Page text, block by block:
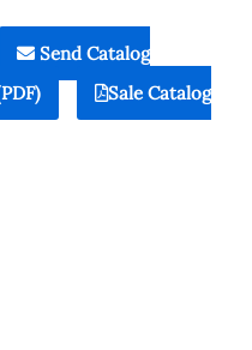
Send Catalog
Sale Catalog